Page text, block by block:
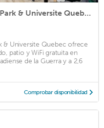
Central Condo By Gatineau Park & Universite Quebec
& Universite Quebec ofrece
patio y WiFi gratuita en
de la Guerra y a 2,6
Comprobar disponibilidad